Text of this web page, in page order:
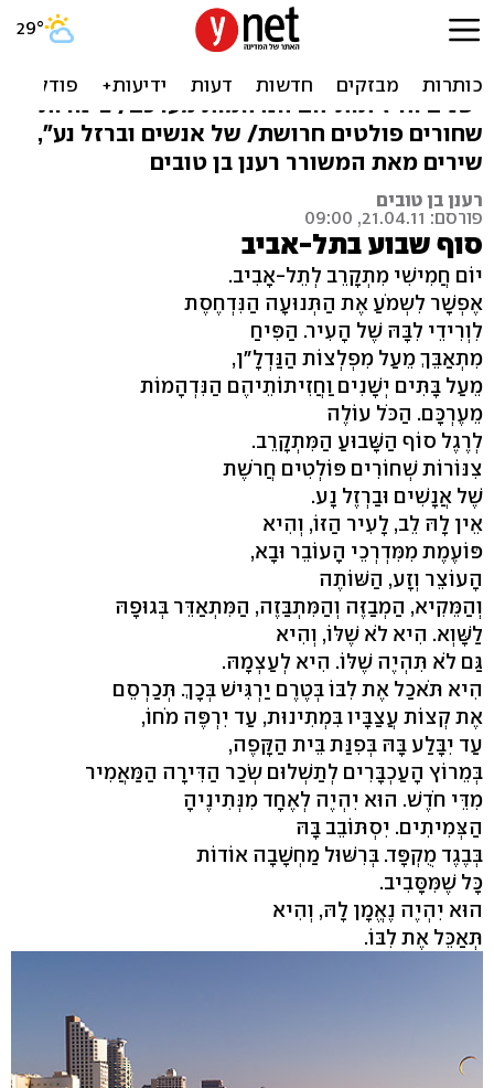
"ורידי ליבה של העיר"
"הפיח מתאבך מעל מפלצות הנדל"ן/ מעל בתים
ישנים וחיזיתותיהם הנדהמות מערכם/ צינורות
שחורים פולטים חרושת/ של אנשים וברזל נע",
שירים מאת המשורר רענן בן טובים
רענן בן טובים
פורסם: 21.04.11, 09:00
סוף שבוע בתל-אביב
יוֹם חֲמִישִׁי מִתְקָרֵב לְתֵל-אָבִיב.
אֶפְשָׁר לִשְמֹעַ אֶת הַתְּנוּעָה הַנִּדְחֶסֶת
לִוְרִידֵי לִבָּהּ שֶׁל הָעִיר. הַפִּיחַ
מִתְאַבֵּךְ מֵעַל מִפְלְצוֹת הַנַּדְלָ"ן,
מֵעַל בָּתִּים יְשָׁנִים וַחֲזִיתוֹתֵיהֶם הַנִּדְהָמוֹת
מֵעֶרְכָּם. הַכֹּל עוֹלֶה
לְרֶגֶל סוֹף הַשָּׁבוּעַ הַמִּתְקָרֵב.
צִנּוֹרוֹת שְׁחוֹרִים פּוֹלְטִים חֲרֹשֶת
שֶׁל אֲנָשִׁים וּבַרְזֶל נָע.
אֵין לָהּ לֵב, לָעִיר הַזּוֹ, וְהִיא
פּוֹעֶמֶת מִמִּדְרְכֵי הָעוֹבֵר וּבָא,
הָעוֹצֵר וְזָע, הַשּׁוֹתֶה
וְהַמֵּקִיא, הַמְבַזֶּה וְהַמִּתְבַּזֶה, הַמִּתְאַדֵּר בְּגוּפָהּ
לַשָּׁוְא. הִיא לֹא שֶׁלּוֹ, וְהִיא
גַּם לֹא תִּהְיֶה שֶׁלּוֹ. הִיא לְעַצְמָהּ.
הִיא תֹּאכַל אֶת לִבּוֹ בְּטֶרֶם יַרְגִּישׁ בְּכָךְ. תְּכַרְסֵם
אֶת קְצוֹת עֲצַבָּיו בִּמְתִינוּת, עַד יִרְפֶּה מֹחוֹ,
עַד יִבָּלַע בָּהּ בְּפִנַּת בֵּית הַקָּפֶה,
בְּמֵרוֹץ הָעַכְבָּרִים לְתַשְׁלוּם שְׂכַר הַדִּירָה הַמַּאֲמִיר
מִדֵּי חֹדֶשׁ. הוּא יִהְיֶה לְאֶחָד מִנְּתִינֶיהָ
הַצְּמִיתִים. יִסְתּוֹבֵב בָּהּ
בְּבֶגֶד מֻקְפָּד. בְּרִשּׁוּל מַחְשָׁבָה אוֹדוֹת
כָּל שֶׁמִּסָּבִיב.
הוּא יִהְיֶה נֶאֱמָן לָהּ, וְהִיא
תְּאַכֵּל אֶת לִבּוֹ.